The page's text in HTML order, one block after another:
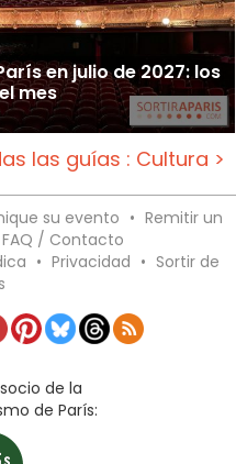
en julio de 2027: los
mes
las guías : Cultura >
su evento • Remitir un
FAQ / Contacto
• Privacidad • Sortir de
de la
de París: